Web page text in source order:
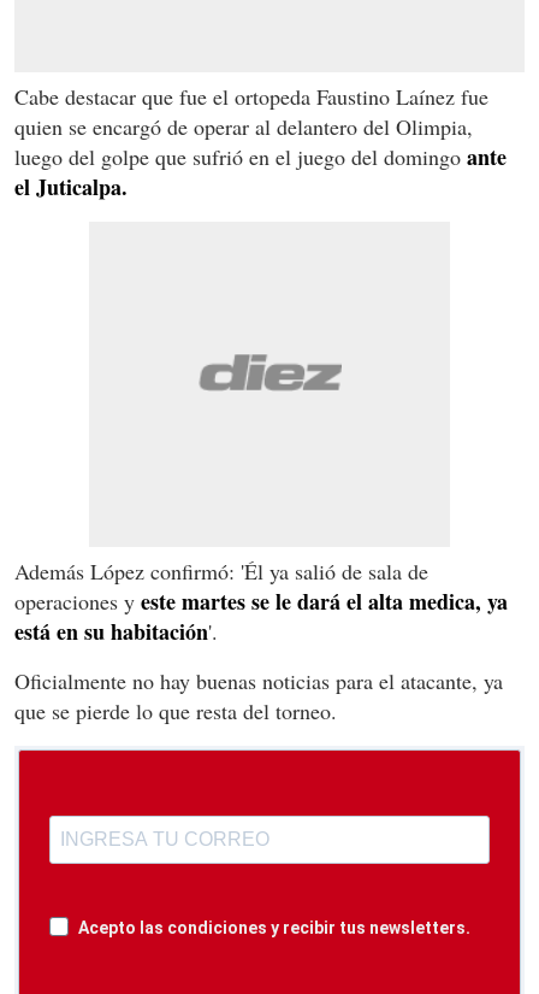
Cabe destacar que fue el ortopeda Faustino Laínez fue
quien se encargó de operar al delantero del Olimpia,
luego del golpe que sufrió en el juego del domingo ante
el Juticalpa.
Además López confirmó: 'Él ya salió de sala de
operaciones y este martes se le dará el alta medica, ya
está en su habitación'.
Oficialmente no hay buenas noticias para el atacante, ya
que se pierde lo que resta del torneo.
Acepto las condiciones y recibir tus newsletters.